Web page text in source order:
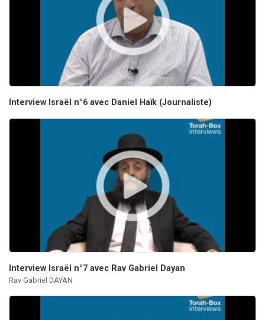
Interview Israël n°6 avec Daniel Haïk (Journaliste)
Interview Israël n°7 avec Rav Gabriel Dayan
Rav Gabriel DAYAN